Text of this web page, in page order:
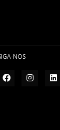
NOS